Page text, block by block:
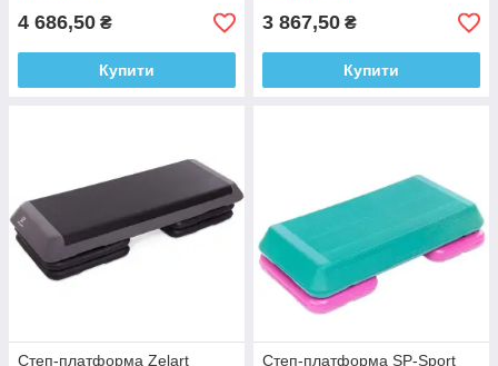
4 686,50 ₴
Купити
3 867,50 ₴
Купити
Степ-платформа Zelart
Степ-платформа SP-Sport